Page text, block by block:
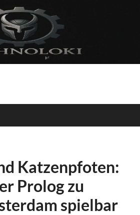
Gaming
und Retro-Klassiker.
Katzenpfoten:
Prolog zu
spielbar